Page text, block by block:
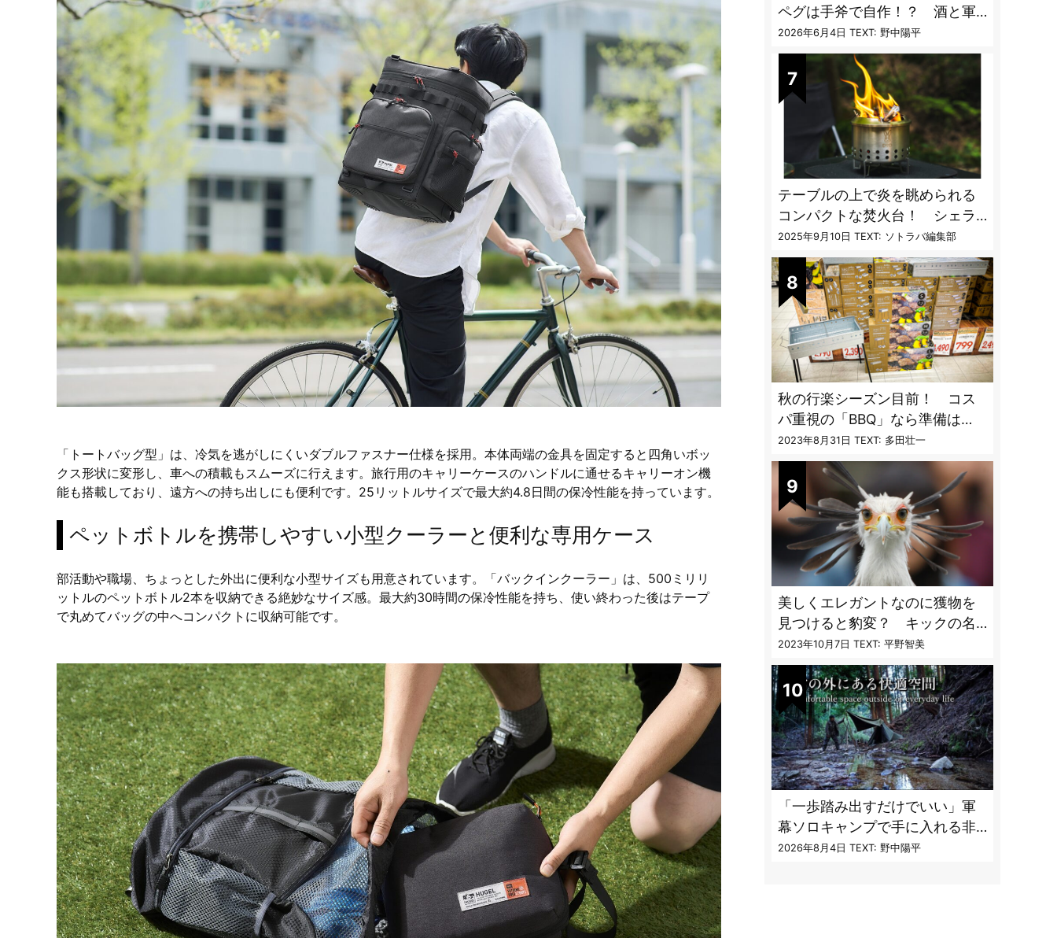
「トートバッグ型」は、冷気を逃がしにくいダブルファスナー仕様を採用。本体両端の金具を固定すると四角いボッ
クス形状に変形し、車への積載もスムーズに行えます。旅行用のキャリーケースのハンドルに通せるキャリーオン機
能も搭載しており、遠方への持ち出しにも便利です。25リットルサイズで最大約4.8日間の保冷性能を持っています。
ペットボトルを携帯しやすい小型クーラーと便利な専用ケース
部活動や職場、ちょっとした外出に便利な小型サイズも用意されています。「バックインクーラー」は、500ミリリ
ットルのペットボトル2本を収納できる絶妙なサイズ感。最大約30時間の保冷性能を持ち、使い終わった後はテープ
で丸めてバッグの中へコンパクトに収納可能です。
ペグは手斧で自作！？ 酒と軍
幕テントとラムチョップ
2026年6月4日 TEXT: 野中陽平
テーブルの上で炎を眺められる
コンパクトな焚火台！ シェラ
カップと重ねて持ち運べる超コ
ンパクト収納
2025年9月10日 TEXT: ソトラバ編集部
秋の行楽シーズン目前！ コス
パ重視の「BBQ」なら準備は
「トライアル」一択だった
2023年8月31日 TEXT: 多田壮一
美しくエレガントなのに獲物を
見つけると豹変？ キックの名
手「ヘビクイワシ」【へんない
きもの・鳥編 vol.03】
2023年10月7日 TEXT: 平野智美
「一歩踏み出すだけでいい」軍
幕ソロキャンプで手に入れる非
日常のコンフォートゾーンと癒
2026年8月4日 TEXT: 野中陽平